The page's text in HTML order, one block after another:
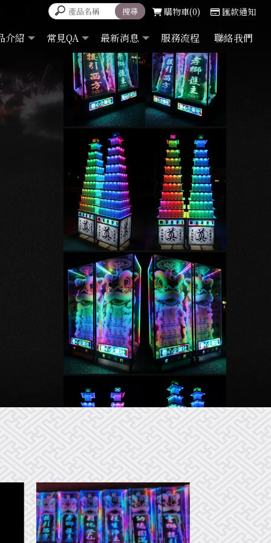
購物車 0 匯款通知
介紹 常見QA 最新消息 服務流程 聯絡我們